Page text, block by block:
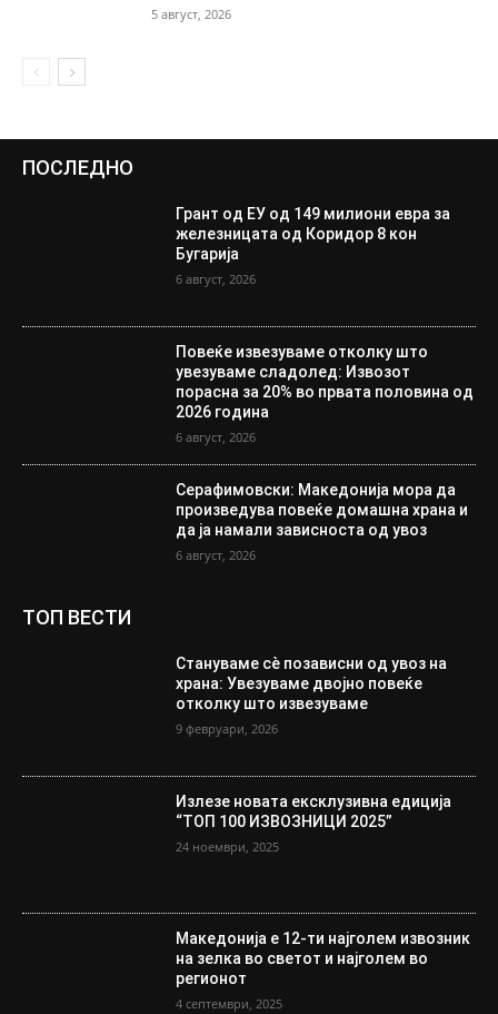
5 август, 2026
ПОСЛЕДНО
Грант од ЕУ од 149 милиони евра за
железницата од Коридор 8 кон
Бугарија
6 август, 2026
Повеќе извезуваме отколку што
увезуваме сладолед: Извозот
порасна за 20% во првата половина од
2026 година
6 август, 2026
Серафимовски: Македонија мора да
произведува повеќе домашна храна и
да ја намали зависноста од увоз
6 август, 2026
ТОП ВЕСТИ
Стануваме сè позависни од увоз на
храна: Увезуваме двојно повеќе
отколку што извезуваме
9 февруари, 2026
Излезе новата ексклузивна едиција
“ТОП 100 ИЗВОЗНИЦИ 2025”
24 ноември, 2025
Македонија е 12-ти најголем извозник
на зелка во светот и најголем во
регионот
4 септември, 2025